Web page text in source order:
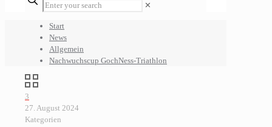
✕
Start
News
Allgemein
Nachwuchscup GochNess-Triathlon
3
27. August 2024
Kategorien